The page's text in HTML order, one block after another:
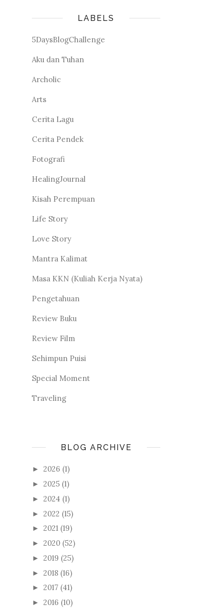
LABELS
5DaysBlogChallenge
Aku dan Tuhan
Archolic
Arts
Cerita Lagu
Cerita Pendek
Fotografi
HealingJournal
Kisah Perempuan
Life Story
Love Story
Mantra Kalimat
Masa KKN (Kuliah Kerja Nyata)
Pengetahuan
Review Buku
Review Film
Sehimpun Puisi
Special Moment
Traveling
BLOG ARCHIVE
► 2026 (1)
► 2025 (1)
► 2024 (1)
► 2022 (15)
► 2021 (19)
► 2020 (52)
► 2019 (25)
► 2018 (16)
► 2017 (41)
► 2016 (10)